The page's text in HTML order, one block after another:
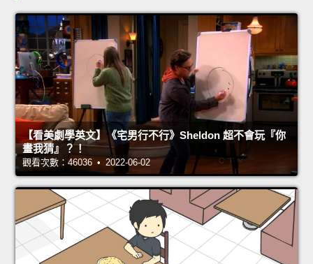
【看美劇學英文】《宅男行不行》Sheldon 超不會玩『你
畫我猜』？！
觀看次數：46036 • 2022-06-02